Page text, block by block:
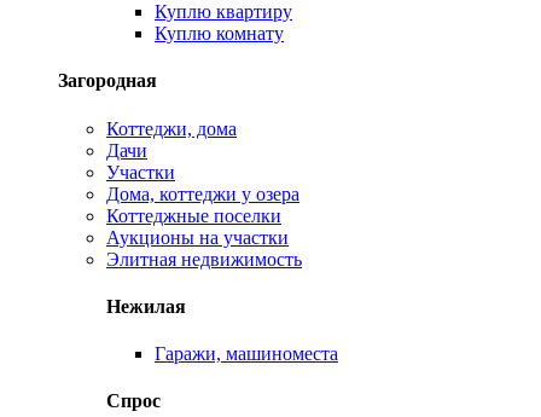
Куплю квартиру
Куплю комнату
Загородная
Коттеджи, дома
Дачи
Участки
Дома, коттеджи у озера
Коттеджные поселки
Аукционы на участки
Элитная недвижимость
Нежилая
Гаражи, машиноместа
Спрос